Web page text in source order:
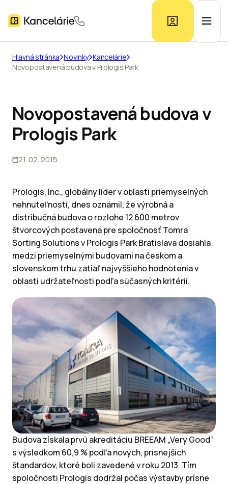
Ponuka kancelárií
Prieskum trhu
Hlavná stránka Novinky Kancelárie
Novopostavená budova v Prologis Park
Novopostavená budova v
Prologis Park
21. 02. 2015
Prologis, Inc., globálny líder v oblasti priemyselných
nehnuteľností, dnes oznámil, že výrobná a
distribučná budova o rozlohe 12 600 metrov
štvorcových postavená pre spoločnosť Tomra
Sorting Solutions v Prologis Park Bratislava dosiahla
medzi priemyselnými budovami na českom a
slovenskom trhu zatiaľ najvyššieho hodnotenia v
oblasti udržateľnosti podľa súčasných kritérií.
Budova získala prvú akreditáciu BREEAM „Very Good“
s výsledkom 60,9 % podľa nových, prísnejších
štandardov, ktoré boli zavedené v roku 2013. Tím
spoločnosti Prologis dodržal počas výstavby prísne